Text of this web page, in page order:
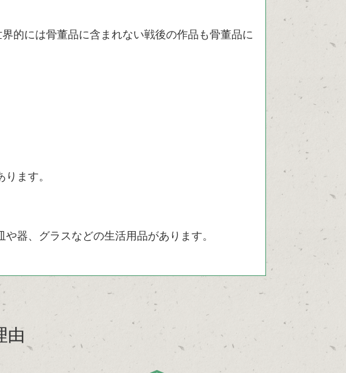
的には骨董品に含まれない戦後の作品も骨董品に
ます。
器、グラスなどの生活用品があります。
由